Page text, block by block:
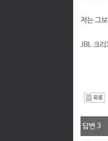
저는 그
JBL 크리
답변 3